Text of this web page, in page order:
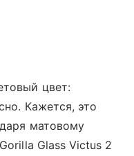
цвет:
Кажется, это
матовому
Glass Victus 2